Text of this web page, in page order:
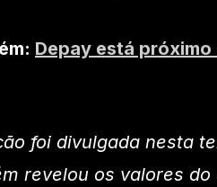
Depay está
foi divulgada nesta
revelou os valores do